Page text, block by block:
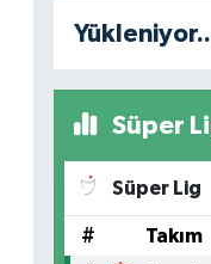
Süper
Süper Lig
# Takım